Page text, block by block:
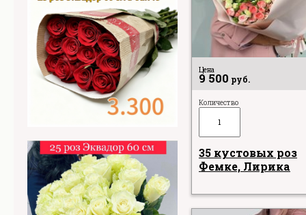
Цена
9 500 руб.
Количество
35 кустовых роз
Фемке, Лирика